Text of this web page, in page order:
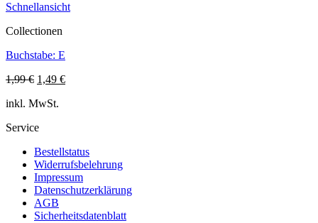
Schnellansicht
Collectionen
Buchstabe: E
1,99€ Ursprünglicher
war:
1,49 €Aktueller
inkl. MwSt.
Service
Bestellstatus
Widerrufsbelehrung
Impressum
Datenschutzerklärung
AGB
Sicherheitsdatenblatt